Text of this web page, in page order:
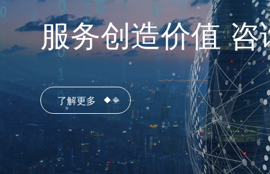
服务创造价值
了解更多
一站式全链条企
了解更多